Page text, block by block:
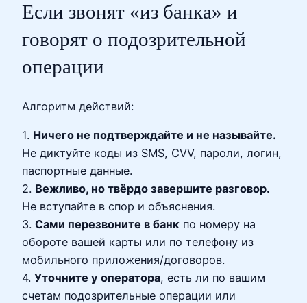
Если звонят «из банка» и
говорят о подозрительной
операции
Алгоритм действий:
1. Ничего не подтверждайте и не называйте.
Не диктуйте коды из SMS, CVV, пароли, логин,
паспортные данные.
2. Вежливо, но твёрдо завершите разговор.
Не вступайте в спор и объяснения.
3. Сами перезвоните в банк по номеру на
обороте вашей карты или по телефону из
мобильного приложения/договоров.
4. Уточните у оператора, есть ли по вашим
счетам подозрительные операции или